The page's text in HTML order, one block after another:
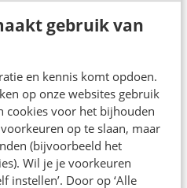
gebruik van
en kennis komt opdoen.
op onze websites gebruik
cookies voor het bijhouden
op te slaan, maar
(bijvoorbeeld het
Wil je je voorkeuren
instellen’. Door op ‘Alle
opneemt, de beller begrijpt
doorverbindt mét
hoe een autonome
de overheid: de zwaarste
inzet, AVG, publieke
die geen "we proberen wel